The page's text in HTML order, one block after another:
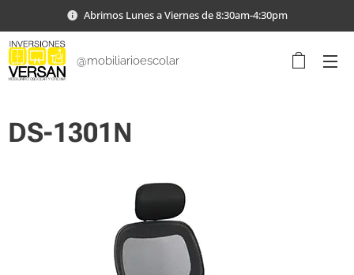
Abrimos Lunes a Viernes de 8:30am-4:30pm
@mobiliarioescolar
DS-1301N